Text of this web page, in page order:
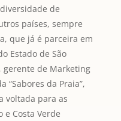
de
países, sempre
que já é parceira em
Estado de São
gerente de Marketing
“Sabores da Praia”,
voltada para as
e Costa Verde